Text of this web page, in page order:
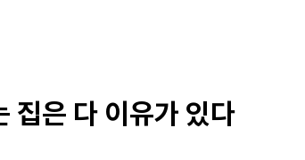
집은 다 이유가 있다